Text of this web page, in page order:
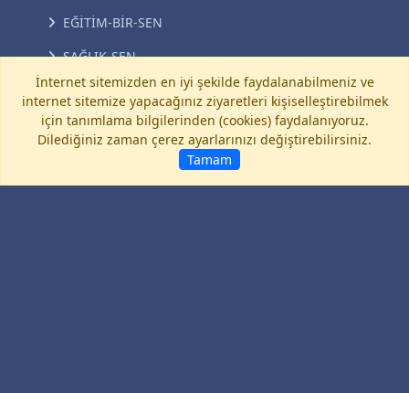
EĞİTİM-BİR-SEN
SAĞLIK-SEN
BÜRO MEMUR-SEN
DİYANET-SEN
TOÇ BİR-SEN
İnternet sitemizden en iyi şekilde faydalanabilmeniz ve
internet sitemize yapacağınız ziyaretleri kişiselleştirebilmek
için tanımlama bilgilerinden (cookies) faydalanıyoruz.
Dilediğiniz zaman çerez ayarlarınızı değiştirebilirsiniz.
Tamam